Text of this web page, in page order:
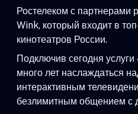
Ростелеком с партнерами
Wink, который входит в
кинотеатров России.
Подключив сегодня
много лет наслаждаться
интерактивным
безлимитным общением с